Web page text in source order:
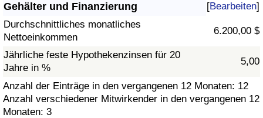
Gehälter und Finanzierung [Bearbeiten]
Durchschnittliches monatliches
Nettoeinkommen
6.200,00 $
Jährliche feste Hypothekenzinsen für 20
Jahre in %
5,00
Anzahl der Einträge in den vergangenen 12 Monaten: 12
Anzahl verschiedener Mitwirkender in den vergangenen 12
Monaten: 3
Gesundheitsversorgung
Gesundheitsversorgungs-Index (aktuell)
Gesundheitsversorgungs-Index
Gesundheitsversorgungs-Index nach Land